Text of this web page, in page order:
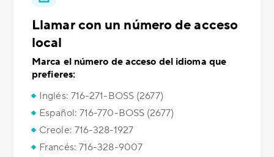
Llamar con un número de acceso
local
Marca el número de acceso del idioma que
prefieres:
Inglés: 716-271-BOSS (2677)
Español: 716-770-BOSS (2677)
Creole: 716-328-1927
Francés: 716-328-9007